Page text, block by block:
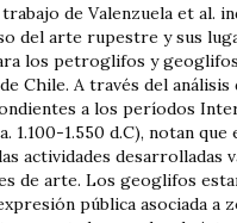
de Valenzuela et al.
del arte rupestre y sus
los petroglifos y
Chile. A través del análisis
a los períodos
1.100-1.550 d.C), notan que
actividades desarrolladas
de arte. Los geoglifos
pública asociada a